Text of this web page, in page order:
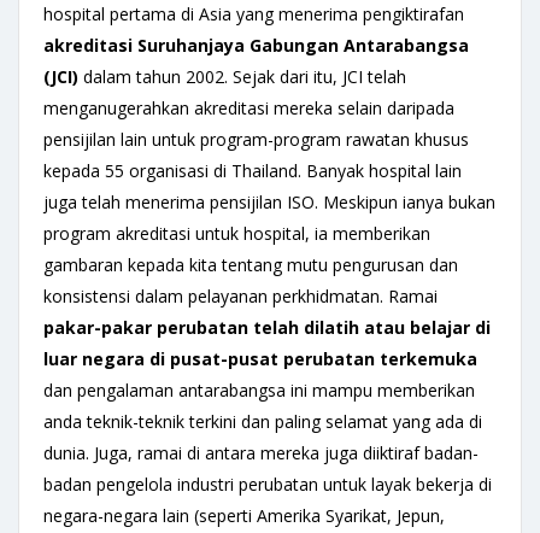
hospital pertama di Asia yang menerima pengiktirafan
akreditasi Suruhanjaya Gabungan Antarabangsa
(JCI) dalam tahun 2002. Sejak dari itu, JCI telah
menganugerahkan akreditasi mereka selain daripada
pensijilan lain untuk program-program rawatan khusus
kepada 55 organisasi di Thailand. Banyak hospital lain
juga telah menerima pensijilan ISO. Meskipun ianya bukan
program akreditasi untuk hospital, ia memberikan
gambaran kepada kita tentang mutu pengurusan dan
konsistensi dalam pelayanan perkhidmatan. Ramai
pakar-pakar perubatan telah dilatih atau belajar di
luar negara di pusat-pusat perubatan terkemuka
dan pengalaman antarabangsa ini mampu memberikan
anda teknik-teknik terkini dan paling selamat yang ada di
dunia. Juga, ramai di antara mereka juga diiktiraf badan-
badan pengelola industri perubatan untuk layak bekerja di
negara-negara lain (seperti Amerika Syarikat, Jepun,